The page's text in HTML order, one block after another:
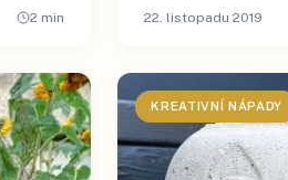
2 min 22. listopadu 2019
KREATIVNÍ NÁPADY